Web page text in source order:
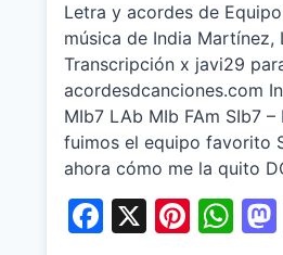
Letra y acordes de
música de India Martínez,
Transcripción x javi29
acordesdcanciones.com
MIb7 LAb MIb FAm SIb7
fuimos el equipo favorito
ahora cómo me
Facebook
X